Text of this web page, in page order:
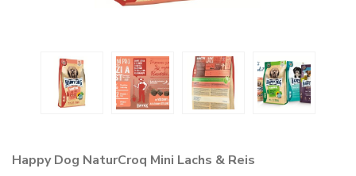
Happy Dog NaturCroq Mini Lachs & Reis